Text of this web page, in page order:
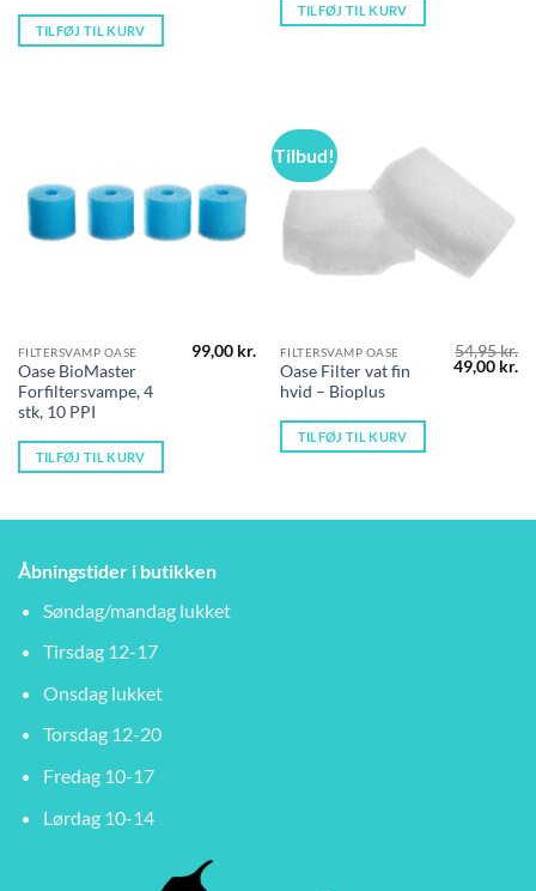
TILFØJ TIL KURV
TILFØJ TIL KURV
FILTERSVAMP OASE
Oase BioMaster
Forfiltersvampe, 4
stk, 10 PPI
99,00 kr.
TILFØJ TIL KURV
Tilbud!
FILTERSVAMP OASE
Oase Filter vat fin
hvid – Bioplus
54,95kr.
Den
49,00 kr.
TILFØJ TIL KURV
Åbningstider i butikken
Søndag/mandag lukket
Tirsdag 12-17
Onsdag lukket
Torsdag 12-20
Fredag 10-17
Lørdag 10-14